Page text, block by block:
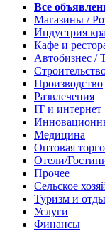
Все
Магазины /
Индустрия
Кафе и
Автобизнес /
Производство
Развлечения
IT и интернет
Медицина
Оптовая
Отели/
Прочее
Сельское
Туризм и
Услуги
Финансы